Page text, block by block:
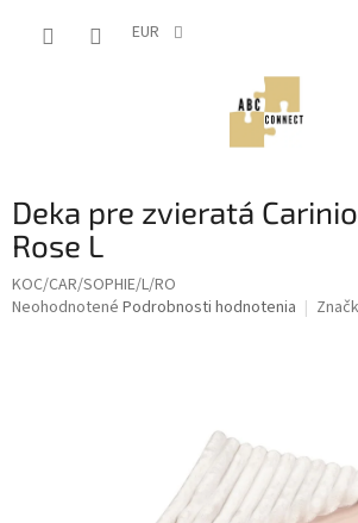
EUR
Deka pre zvieratá
Rose L
KOC/CAR/SOPHIE/L/RO
Priemerné
Neohodnotené Podrobnosti hodnotenia